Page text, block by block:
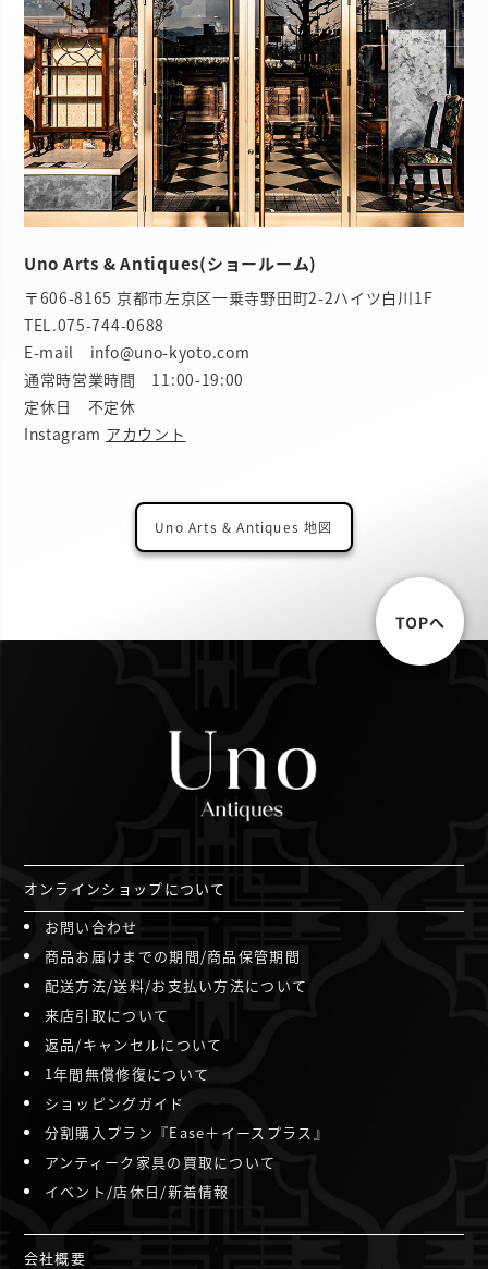
Uno Arts & Antiques(ショールーム)
〒606-8165 京都市左京区一乗寺野田町2-2ハイツ白川1F
TEL.075-744-0688
E-mail info@uno-kyoto.com
通常時営業時間 11:00-19:00
定休日 不定休
Instagram アカウント
Uno Arts & Antiques 地図
オンラインショップについて
お問い合わせ
商品お届けまでの期間/商品保管期間
配送方法/送料/お支払い方法について
来店引取について
返品/キャンセルについて
1年間無償修復について
ショッピングガイド
分割購入プラン『Ease＋イースプラス』
アンティーク家具の買取について
イベント/店休日/新着情報
会社概要